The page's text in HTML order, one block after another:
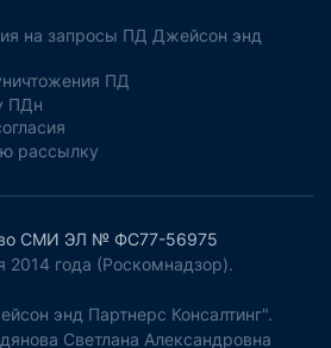
на запросы ПД Джейсон энд
ПД
ПДн
рассылку
СМИ ЭЛ № ФС77-56975
2014 года (Роскомнадзор).
энд Партнерс Консалтинг".
Светлана Александровна